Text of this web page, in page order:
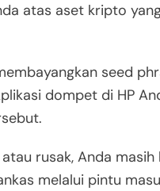
atas aset kripto
seed
dompet di HP
rusak, Anda
melalui pintu